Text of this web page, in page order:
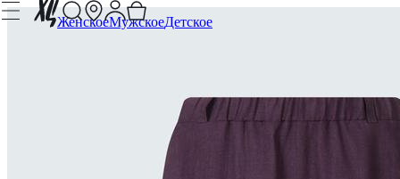
ЖенскоеМужскоеДетское